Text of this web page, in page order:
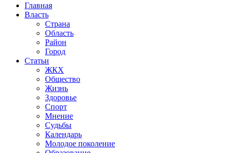
Главная
Власть
Страна
Область
Район
Город
Статьи
ЖКХ
Общество
Жизнь
Здоровье
Спорт
Мнение
Судьбы
Календарь
Молодое поколение